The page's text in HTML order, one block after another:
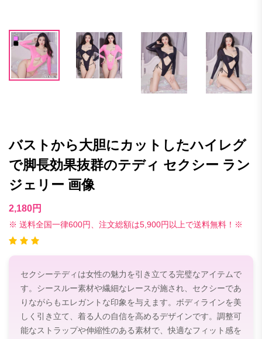
バストから大胆にカットしたハイレグ
で脚長効果抜群のテディ セクシー ラン
ジェリー 画像
2,180円
※ 送料全国一律600円、注文総額は5,900円以上で送料無料！※
セクシーテディは女性の魅力を引き立てる完璧なアイテムで
す。シースルー素材や繊細なレースが施され、セクシーであ
りながらもエレガントな印象を与えます。ボディラインを美
しく引き立て、着る人の自信を高めるデザインです。調整可
能なストラップや伸縮性のある素材で、快適なフィット感を